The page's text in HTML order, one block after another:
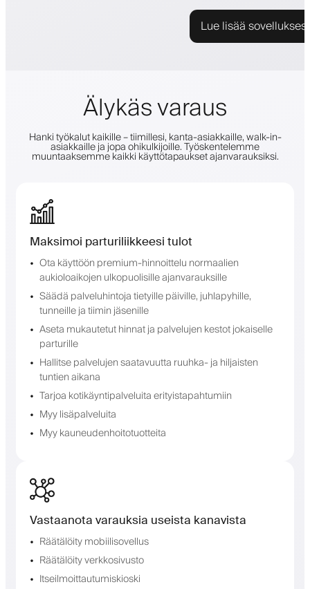
Lue lisää
Älykäs varaus
Hanki työkalut kaikille – tiimillesi, kanta-asiakkaille, walk-in-
asiakkaille ja jopa ohikulkijoille. Työskentelemme
muuntaaksemme kaikki käyttötapaukset ajanvarauksiksi.
Maksimoi parturiliikkeesi tulot
Ota käyttöön premium-hinnoittelu normaalien
aukioloaikojen ulkopuolisille ajanvarauksille
Säädä palveluhintoja tietyille päiville, juhlapyhille,
tunneille ja tiimin jäsenille
Aseta mukautetut hinnat ja palvelujen kestot jokaiselle
parturille
Hallitse palvelujen saatavuutta ruuhka- ja hiljaisten
tuntien aikana
Tarjoa kotikäyntipalveluita erityistapahtumiin
Myy lisäpalveluita
Myy kauneudenhoitotuotteita
Vastaanota varauksia useista kanavista
Räätälöity mobiilisovellus
Räätälöity verkkosivusto
Itseilmoittautumiskioski